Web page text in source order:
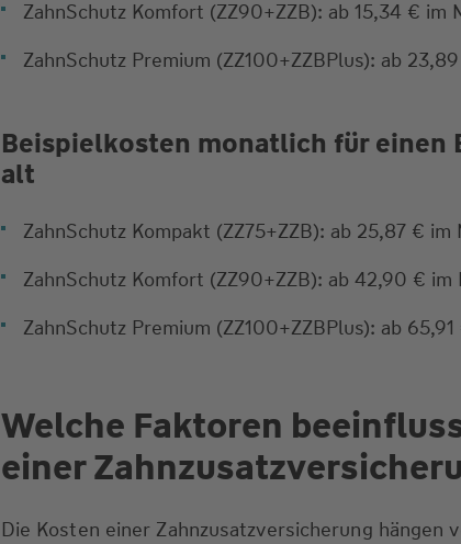
ZahnSchutz Komfort (ZZ90+ZZB): ab 15,34 € im
ZahnSchutz Premium (ZZ100+ZZBPlus): ab
Beispielkosten monatlich für einen
alt
ZahnSchutz Kompakt (ZZ75+ZZB): ab 25,87 € im
ZahnSchutz Komfort (ZZ90+ZZB): ab 42,90 € im
ZahnSchutz Premium (ZZ100+ZZBPlus): ab
Welche Faktoren
einer
Die Kosten einer Zahnzusatzversicherung hängen